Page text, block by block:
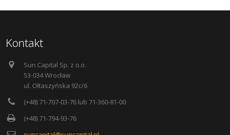
Kontakt
Sun Capital Sp. z o.o.
53-034 Wrocław
ul. Ołtaszyńska 92c/6
(+48) 71-707-03-76 lub 71-360-81-00
(+48) 71-794-93-76